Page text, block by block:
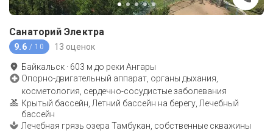
Санаторий Электра
9.6 / 10 13 оценок
Байкальск · 603 м до реки Ангары
Опорно-двигательный аппарат, органы дыхания,
косметология, сердечно-сосудистые заболевания
Крытый бассейн, Летний бассейн на берегу, Лечебный
бассейн
Лечебная грязь озера Тамбукан, собственные скважины